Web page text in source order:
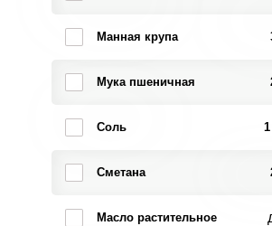
Манная крупа
Мука пшеничная
Соль 1
Сметана
Масло растительное